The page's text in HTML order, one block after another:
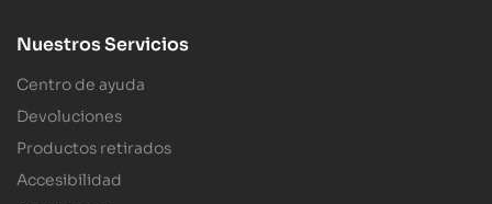
Nuestros Servicios
Centro de ayuda
Devoluciones
Productos retirados
Accesibilidad